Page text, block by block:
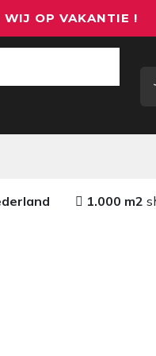
OP VAKANTIE !
1.000 m2